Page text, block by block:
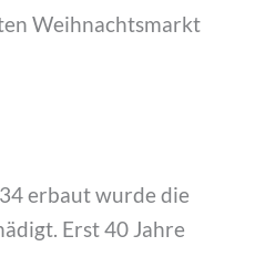
Weihnachtsmarkt
erbaut wurde die
Erst 40 Jahre